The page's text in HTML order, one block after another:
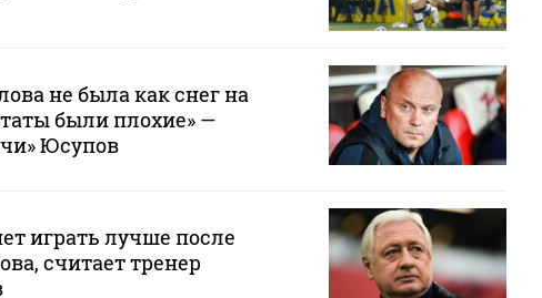
не была как снег на
были плохие» —
Юсупов
играть лучше после
считает тренер